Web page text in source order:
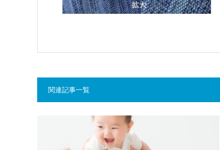
関連記事一覧